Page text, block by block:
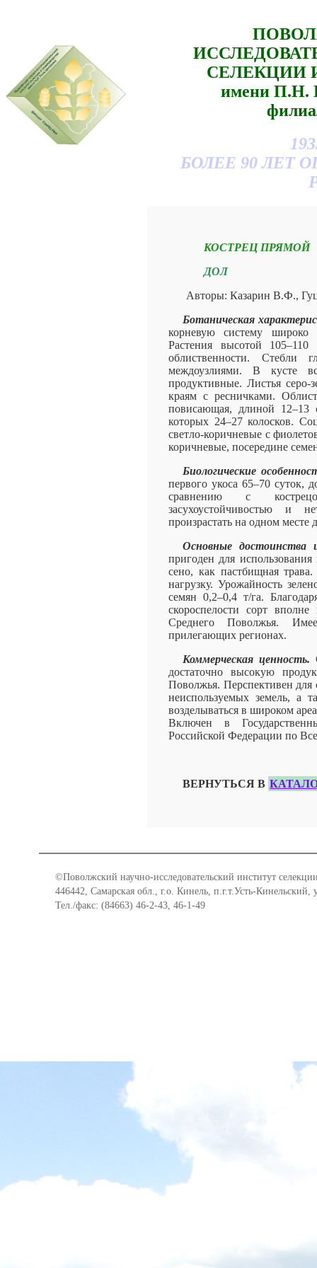
СЕЛЕКЦИИ
имени
БОЛЕЕ 90 ЛЕТ
КОСТРЕЦ ПРЯМОЙ
ДОЛ
Авторы: Казарин В.Ф.,
Ботаническая
корневую систему широко
Растения высотой
облиственности.
междоузлиями. В кусте
продуктивные. Листья
краям с ресничками.
повисающая, длиной 12–13
которых 24–27 колосков.
светло-коричневые с
коричневые, посередине
Биологические
первого укоса 65–70 суток,
сравнению с
засухоустойчивостью и
произрастать на одном месте
Основные достоинства
пригоден для
сено, как пастбищная
нагрузку. Урожайность
семян 0,2–0,4 т/га.
скороспелости сорт вполне
Среднего Поволжья.
прилегающих регионах.
Коммерческая ценность.
достаточно высокую
Поволжья. Перспективен для
неиспользуемых земель, а
возделываться в широком
Включен в
Российской Федерации по
ВЕРНУТЬСЯ В
©Поволжский научно-исследовательский институт
446442, Самарская обл., г.о. Кинель, п.г.т.Усть-Кинельский,
Тел./факс: (84663) 46-2-43, 46-1-49